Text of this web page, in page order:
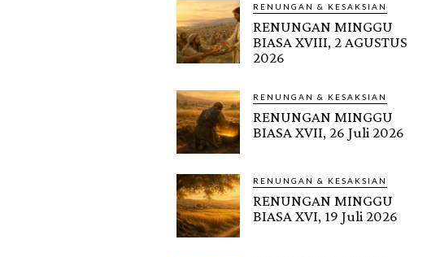
RENUNGAN & KESAKSIAN
RENUNGAN MINGGU
BIASA XVIII, 2 AGUSTUS
2026
RENUNGAN & KESAKSIAN
RENUNGAN MINGGU
BIASA XVII, 26 Juli 2026
RENUNGAN & KESAKSIAN
RENUNGAN MINGGU
BIASA XVI, 19 Juli 2026